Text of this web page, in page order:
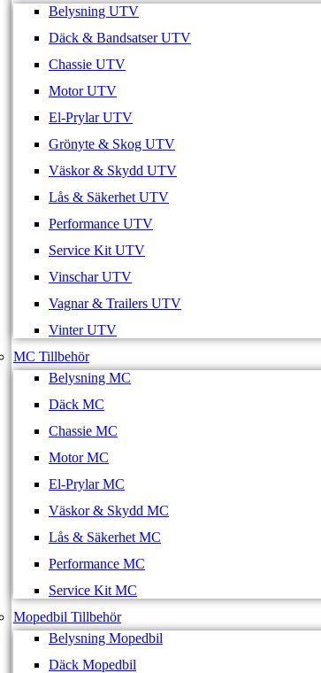
Belysning UTV
Däck & Bandsatser UTV
Chassie UTV
Motor UTV
El-Prylar UTV
Grönyte & Skog UTV
Väskor & Skydd UTV
Lås & Säkerhet UTV
Performance UTV
Service Kit UTV
Vinschar UTV
Vagnar & Trailers UTV
Vinter UTV
MC Tillbehör
Belysning MC
Däck MC
Chassie MC
Motor MC
El-Prylar MC
Väskor & Skydd MC
Lås & Säkerhet MC
Performance MC
Service Kit MC
Mopedbil Tillbehör
Belysning Mopedbil
Däck Mopedbil